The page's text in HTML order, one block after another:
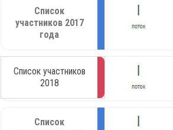
Список
участников 2017
года
Список участников
2018
Список